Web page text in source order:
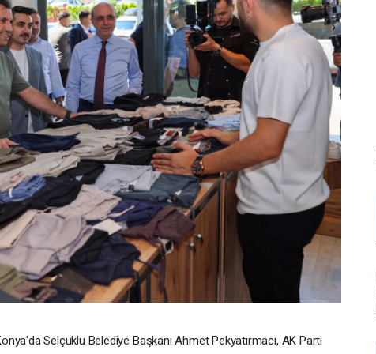
Selçuklu Belediye Başkanı Ahmet Pekyatırmacı, AK Parti